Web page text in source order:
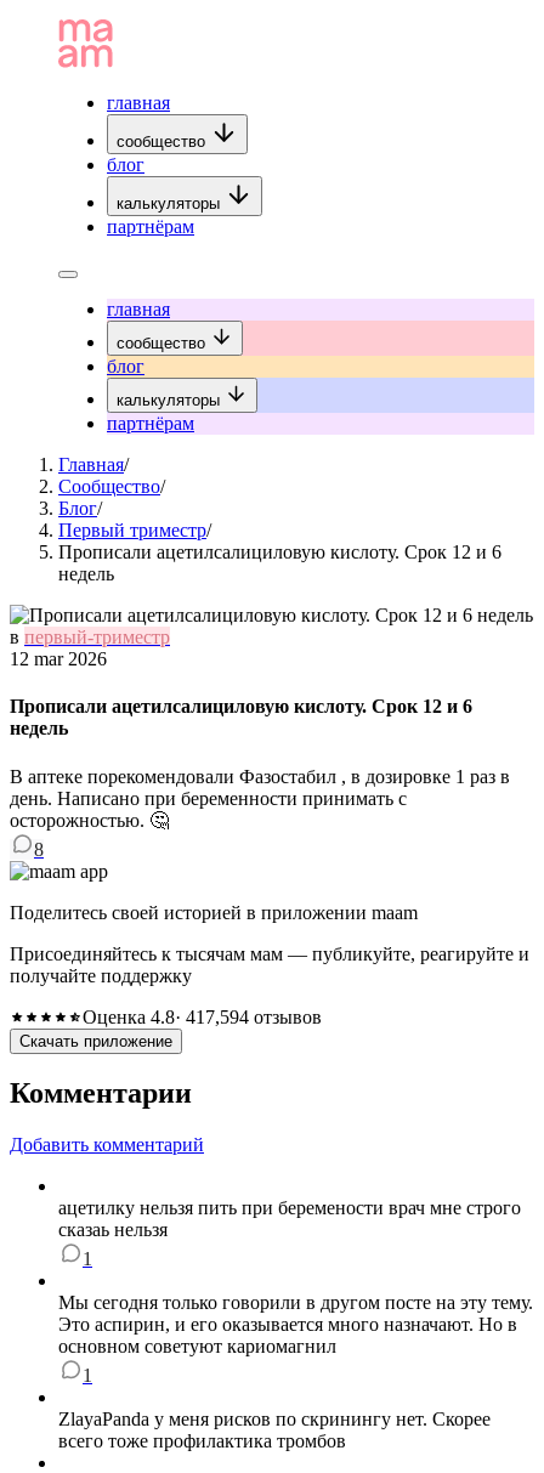
главная
сообщество
блог
калькуляторы
партнёрам
главная
сообщество
блог
калькуляторы
партнёрам
Главная/
Сообщество/
Блог/
Первый триместр/
Прописали ацетилсалициловую кислоту. Срок 12 и 6
недель
в первый-триместр
12 mar 2026
Прописали ацетилсалициловую кислоту. Срок 12 и 6
недель
В аптеке порекомендовали Фазостабил , в дозировке 1 раз в
день. Написано при беременности принимать с
осторожностью. 🤔
8
Поделитесь своей историей в приложении maam
Присоединяйтесь к тысячам мам — публикуйте, реагируйте и
получайте поддержку
Оценка 4.8· 417,594 отзывов
Скачать приложение
Комментарии
Добавить комментарий
ацетилку нельзя пить при беремености врач мне строго
сказаь нельзя
1
Мы сегодня только говорили в другом посте на эту тему.
Это аспирин, и его оказывается много назначают. Но в
основном советуют кариомагнил
1
ZlayaPanda у меня рисков по скринингу нет. Скорее
всего тоже профилактика тромбов